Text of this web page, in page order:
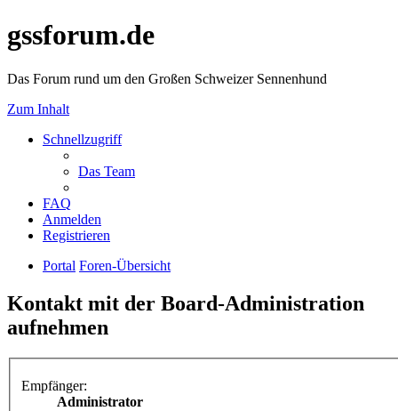
gssforum.de
Das Forum rund um den Großen Schweizer Sennenhund
Zum Inhalt
Schnellzugriff
Das Team
FAQ
Anmelden
Registrieren
Portal Foren-Übersicht
Kontakt mit der Board-Administration
aufnehmen
Empfänger:
Administrator